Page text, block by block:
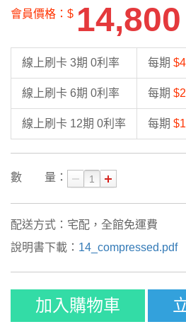
會員價格：$ 14,800
線上刷卡 3期 0利率 每期
線上刷卡 6期 0利率 每期
線上刷卡 12期 0利率 每期
數 量：
配送方式：宅配，全館免運費
說明書下載： 14_compressed.pdf
加入購物車